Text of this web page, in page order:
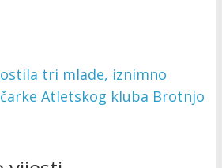
tri mlade, iznimno
Atletskog kluba Brotnjo